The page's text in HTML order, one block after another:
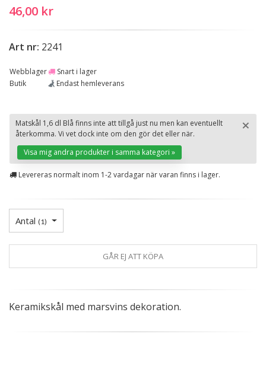
46,00 kr
Art nr: 2241
Webblager
Snart i lager
Butik
Endast hemleverans
×
Matskål 1,6 dl Blå finns inte att tillgå just nu men kan eventuellt
återkomma. Vi vet dock inte om den gör det eller när.
Visa mig andra produkter i samma kategori »
Levereras normalt inom 1-2 vardagar när varan finns i lager.
Antal (1)
GÅR EJ ATT KÖPA
Keramikskål med marsvins dekoration.